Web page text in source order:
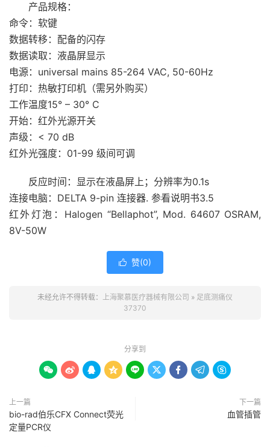
产品规格：
命令：软键
数据转移：配备的闪存
数据读取：液晶屏显示
电源：universal mains 85-264 VAC, 50-60Hz
打印：热敏打印机（需另外购买）
工作温度15° – 30° C
开始：红外光源开关
声级：< 70 dB
红外光强度：01-99 级间可调
反应时间：显示在液晶屏上；分辨率为0.1s
连接电脑：DELTA 9-pin 连接器. 参看说明书3.5
红外灯泡：Halogen “Bellaphot”, Mod. 64607 OSRAM,
8V-50W
 赞(0)
未经允许不得转载： 上海聚慕医疗器械有限公司 » 足底测痛仪
37370
分享到
        
上一篇
bio-rad伯乐CFX Connect荧光
定量PCR仪
下一篇
血管插管